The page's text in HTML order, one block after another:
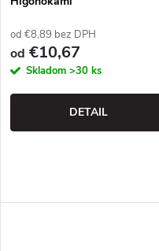
p
r
u
p
r
o
d
k
od €8,89 bez DPH
od €10,67
Skladom >30 ks
DETAIL